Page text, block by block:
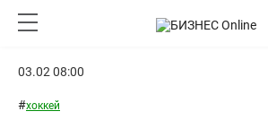
03.02 08:00
#хоккей